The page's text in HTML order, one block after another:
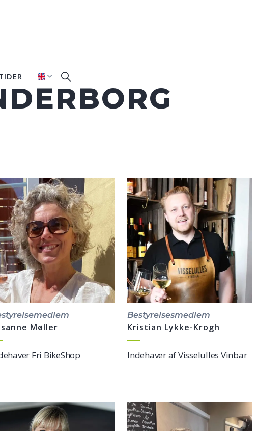
Møller
Fri BikeShop
Bestyrelsesmedlem
Kristian Lykke-Krogh
Indehaver af Visselulles Vinbar